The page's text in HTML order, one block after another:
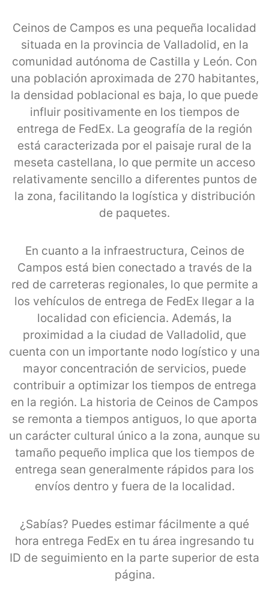
Ceinos de Campos es una pequeña localidad
situada en la provincia de Valladolid, en la
comunidad autónoma de Castilla y León. Con
una población aproximada de 270 habitantes,
la densidad poblacional es baja, lo que puede
influir positivamente en los tiempos de
entrega de FedEx. La geografía de la región
está caracterizada por el paisaje rural de la
meseta castellana, lo que permite un acceso
relativamente sencillo a diferentes puntos de
la zona, facilitando la logística y distribución
de paquetes.
En cuanto a la infraestructura, Ceinos de
Campos está bien conectado a través de la
red de carreteras regionales, lo que permite a
los vehículos de entrega de FedEx llegar a la
localidad con eficiencia. Además, la
proximidad a la ciudad de Valladolid, que
cuenta con un importante nodo logístico y una
mayor concentración de servicios, puede
contribuir a optimizar los tiempos de entrega
en la región. La historia de Ceinos de Campos
se remonta a tiempos antiguos, lo que aporta
un carácter cultural único a la zona, aunque su
tamaño pequeño implica que los tiempos de
entrega sean generalmente rápidos para los
envíos dentro y fuera de la localidad.
¿Sabías? Puedes estimar fácilmente a qué
hora entrega FedEx en tu área ingresando tu
ID de seguimiento en la parte superior de esta
página.